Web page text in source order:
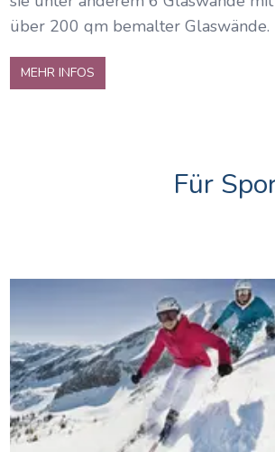
über 200 qm bemalter Glaswände.
MEHR INFOS
Für